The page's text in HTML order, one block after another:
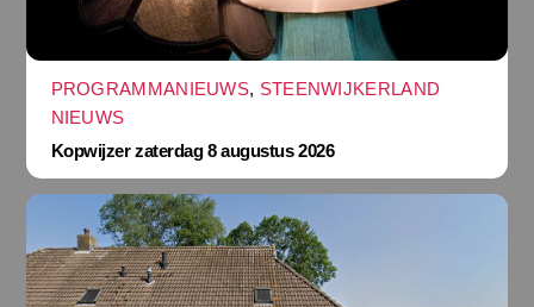
PROGRAMMANIEUWS, STEENWIJKERLAND
NIEUWS
Kopwijzer zaterdag 8 augustus 2026